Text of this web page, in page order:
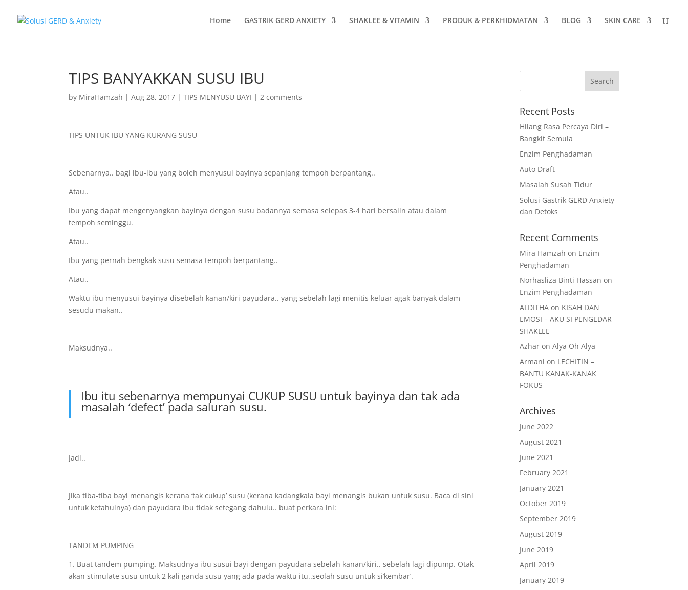
Home GASTRIK GERD ANXIETY SHAKLEE & VITAMIN PRODUK & PERKHIDMATAN BLOG SKIN CARE
TIPS BANYAKKAN SUSU IBU
by MiraHamzah |Aug 28, 2017 |TIPS MENYUSU BAYI |2 comments
TIPS UNTUK IBU YANG KURANG SUSU
Sebenarnya.. bagi ibu-ibu yang boleh menyusui bayinya sepanjang tempoh berpantang..
Atau..
Ibu yang dapat mengenyangkan bayinya dengan susu badannya semasa selepas 3-4 hari bersalin atau dalam
tempoh seminggu.
Atau..
Ibu yang pernah bengkak susu semasa tempoh berpantang..
Atau..
Waktu ibu menyusui bayinya disebelah kanan/kiri payudara.. yang sebelah lagi menitis keluar agak banyak dalam
sesudu makan..
Maksudnya..
Ibu itu sebenarnya mempunyai CUKUP SUSU untuk bayinya dan tak ada
masalah ‘defect’ pada saluran susu.
Jadi..
Jika tiba-tiba bayi menangis kerana ‘tak cukup’ susu (kerana kadangkala bayi menangis bukan untuk susu. Baca di sini
untuk ketahuinya) dan payudara ibu tidak setegang dahulu.. buat perkara ini:
TANDEM PUMPING
1. Buat tandem pumping. Maksudnya ibu susui bayi dengan payudara sebelah kanan/kiri.. sebelah lagi dipump. Otak
akan stimulate susu untuk 2 kali ganda susu yang ada pada waktu itu..seolah susu untuk si’kembar’.
Recent Posts
Hilang Rasa Percaya Diri –
Bangkit Semula
Enzim Penghadaman
Auto Draft
Masalah Susah Tidur
Solusi Gastrik GERD Anxiety
dan Detoks
Recent Comments
Mira Hamzah on Enzim
Penghadaman
Norhasliza Binti Hassan on
Enzim Penghadaman
ALDITHA on KISAH DAN
EMOSI – AKU SI PENGEDAR
SHAKLEE
Azhar onAlya Oh Alya
Armani on LECHITIN –
BANTU KANAK-KANAK
FOKUS
Archives
June 2022
August 2021
June 2021
February 2021
January 2021
October 2019
September 2019
August 2019
June 2019
April 2019
January 2019